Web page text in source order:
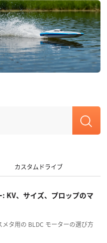
カスタムドライブ
: KV、サイズ、プロップのマ
タ用の BLDC モーターの選び方